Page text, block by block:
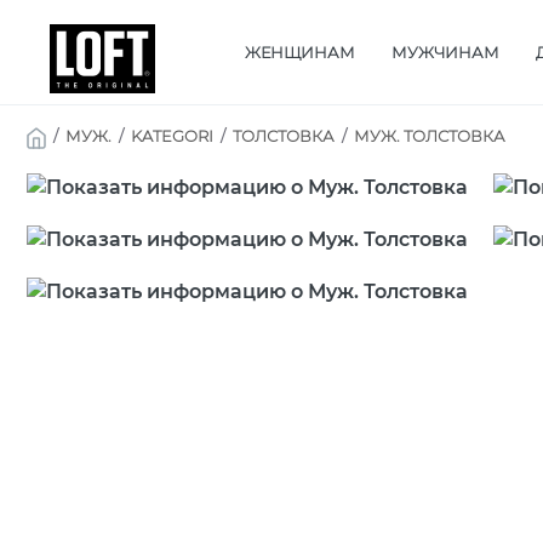
ЖЕНЩИНАМ МУЖЧИНАМ
/ МУЖ. / KATEGORI / ТОЛСТОВКА / МУЖ. ТОЛСТОВКА